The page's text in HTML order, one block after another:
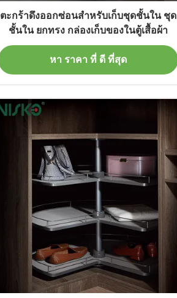
ตะกร้าดึงออกซ่อนสำหรับเก็บชุดชั้นใน ชุด
ชั้นใน ยกทรง กล่องเก็บของในตู้เสื้อผ้า
หา ราคา ที่ ดี ที่สุด